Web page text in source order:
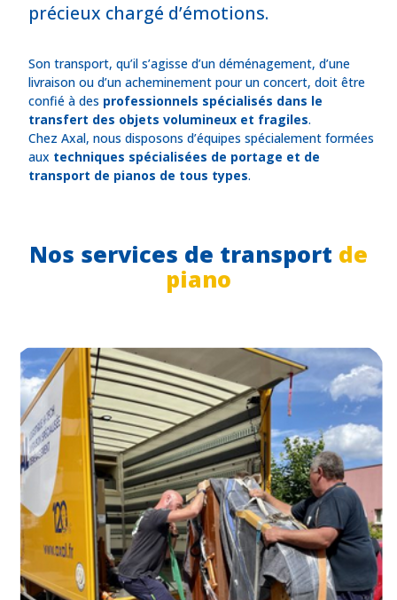
précieux chargé d’émotions.
Son transport, qu’il s’agisse d’un déménagement, d’une
livraison ou d’un acheminement pour un concert, doit être
confié à des professionnels spécialisés dans le
transfert des objets volumineux et fragiles.
Chez Axal, nous disposons d’équipes spécialement formées
aux techniques spécialisées de portage et de
transport de pianos de tous types.
Nos services de transport de
piano